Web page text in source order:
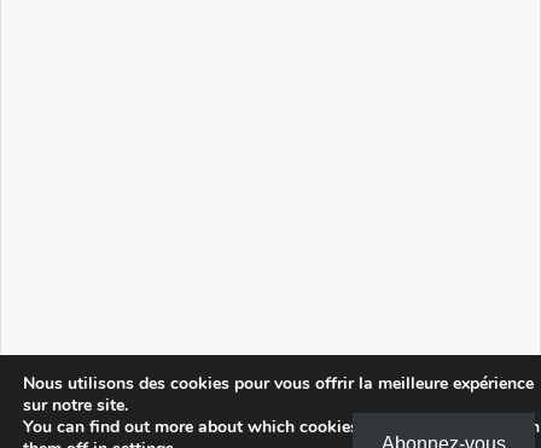
Nous utilisons des cookies pour vous offrir la meilleure expérience
sur notre site.
You can find out more about which cookies we are using or switch
Abonnez-vous